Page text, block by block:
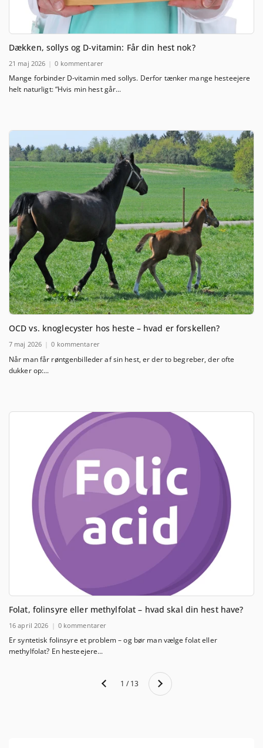
Dækken, sollys og D-vitamin: Får din hest nok?
21 maj 2026 0 kommentarer
Mange forbinder D-vitamin med sollys. Derfor tænker mange hesteejere
helt naturligt: “Hvis min hest går...
OCD vs. knoglecyster hos heste – hvad er forskellen?
7 maj 2026 0 kommentarer
Når man får røntgenbilleder af sin hest, er der to begreber, der ofte
dukker op:...
Folat, folinsyre eller methylfolat – hvad skal din hest have?
16 april 2026 0 kommentarer
Er syntetisk folinsyre et problem – og bør man vælge folat eller
methylfolat? En hesteejere...
Föregående 1 / 13 Nästa